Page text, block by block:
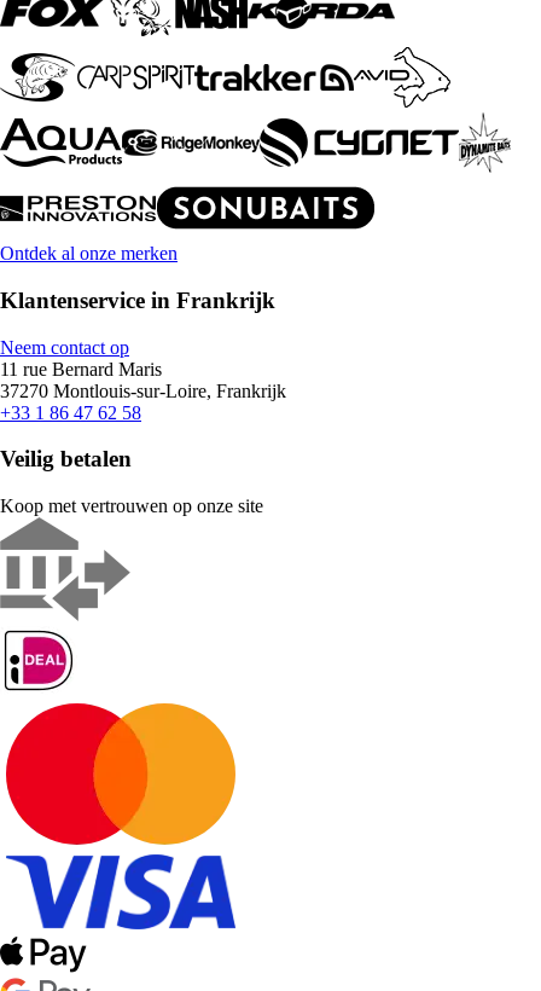
Ontdek al onze merken
Klantenservice in Frankrijk
Neem contact op
11 rue Bernard Maris
37270 Montlouis-sur-Loire, Frankrijk
+33 1 86 47 62 58
Veilig betalen
Koop met vertrouwen op onze site